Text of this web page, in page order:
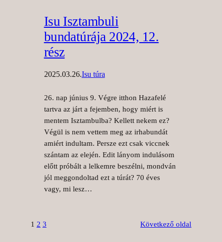
Isu Isztambuli
bundatúrája 2024, 12.
rész
2025.03.26.Isu túra
26. nap június 9. Végre itthon Hazafelé
tartva az járt a fejemben, hogy miért is
mentem Isztambulba? Kellett nekem ez?
Végül is nem vettem meg az irhabundát
amiért indultam. Persze ezt csak viccnek
szántam az elején. Edit lányom indulásom
előtt próbált a lelkemre beszélni, mondván
jól meggondoltad ezt a túrát? 70 éves
vagy, mi lesz…
1 2 3 Következő oldal